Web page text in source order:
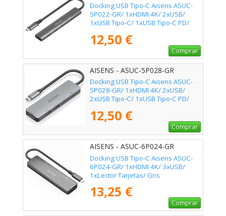
Docking USB Tipo-C Aisens ASUC-
5P022-GR/ 1xHDMI 4K/ 2xUSB/
1xUSB Tipo-C/ 1xUSB Tipo-C PD/
12,50 €
Comprar
AISENS - ASUC-5P028-GR
Docking USB Tipo-C Aisens ASUC-
5P028-GR/ 1xHDMI 4K/ 2xUSB/
2xUSB Tipo-C/ 1xUSB Tipo-C PD/
12,50 €
Comprar
AISENS - ASUC-6P024-GR
Docking USB Tipo-C Aisens ASUC-
6P024-GR/ 1xHDMI 4K/ 3xUSB/
1xLector Tarjetas/ Gris
13,25 €
Comprar